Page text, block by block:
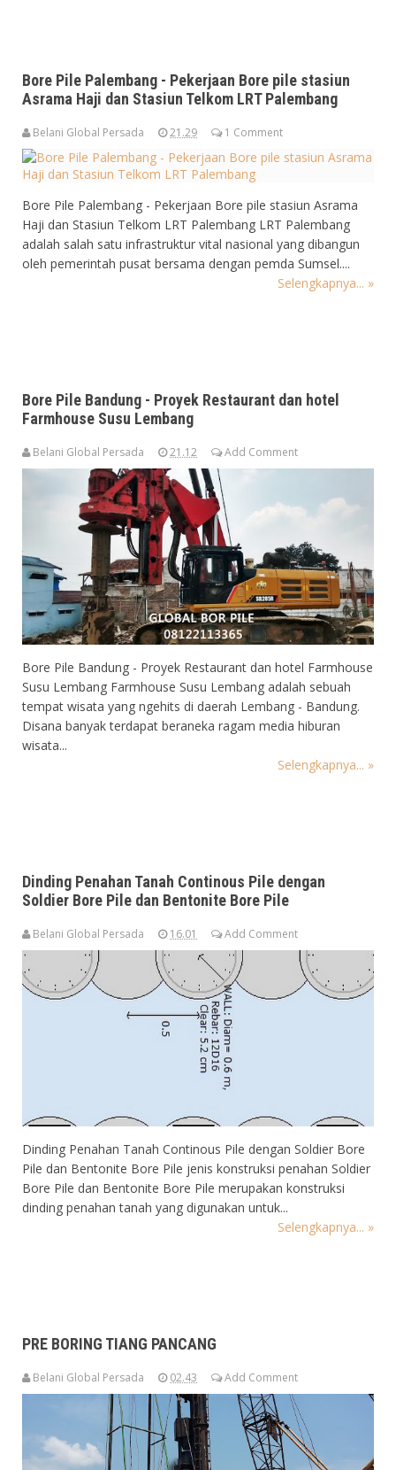
Bore Pile Palembang - Pekerjaan Bore pile stasiun
Asrama Haji dan Stasiun Telkom LRT Palembang
Belani Global Persada 21.29 1 Comment
Bore Pile Palembang - Pekerjaan Bore pile stasiun Asrama
Haji dan Stasiun Telkom LRT Palembang LRT Palembang
adalah salah satu infrastruktur vital nasional yang dibangun
oleh pemerintah pusat bersama dengan pemda Sumsel....
Selengkapnya... »
Bore Pile Bandung - Proyek Restaurant dan hotel
Farmhouse Susu Lembang
Belani Global Persada 21.12 Add Comment
Bore Pile Bandung - Proyek Restaurant dan hotel Farmhouse
Susu Lembang Farmhouse Susu Lembang adalah sebuah
tempat wisata yang ngehits di daerah Lembang - Bandung.
Disana banyak terdapat beraneka ragam media hiburan
wisata...
Selengkapnya... »
Dinding Penahan Tanah Continous Pile dengan
Soldier Bore Pile dan Bentonite Bore Pile
Belani Global Persada 16.01 Add Comment
Dinding Penahan Tanah Continous Pile dengan Soldier Bore
Pile dan Bentonite Bore Pile jenis konstruksi penahan Soldier
Bore Pile dan Bentonite Bore Pile merupakan konstruksi
dinding penahan tanah yang digunakan untuk...
Selengkapnya... »
PRE BORING TIANG PANCANG
Belani Global Persada 02.43 Add Comment